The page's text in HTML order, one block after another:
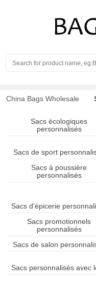
China Bags Wholesale
Sacs écologiques
personnalisés
Sacs de sport
Sacs à poussière
personnalisés
Sacs d'épicerie
Sacs promotionnels
personnalisés
Sacs de salon
Sacs personnalisés avec